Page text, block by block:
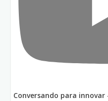
Conversando para